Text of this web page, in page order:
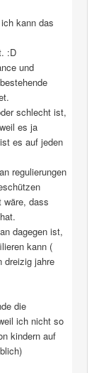
kann das
:D
und
schlecht ist,
es ja
es auf jeden
regulierungen
wäre, dass
dagegen ist,
kann (
dreizig jahre
die
ich nicht so
kindern auf